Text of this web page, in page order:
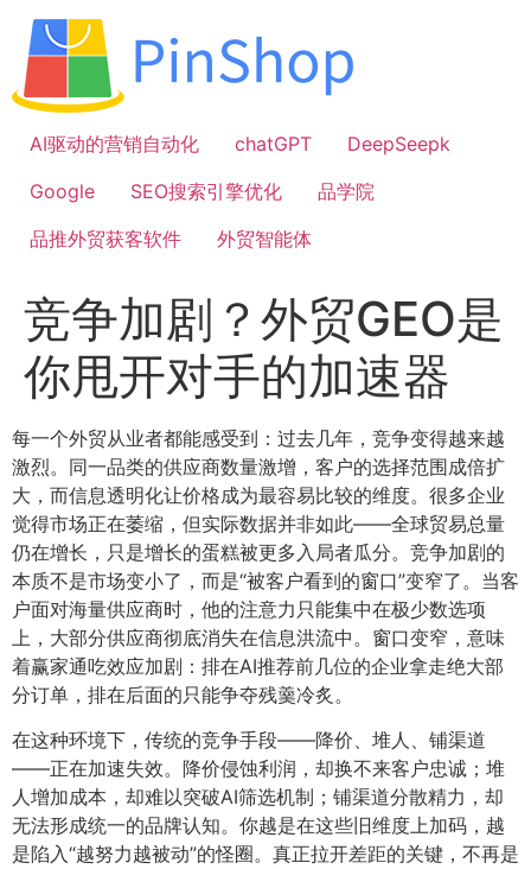
容
AI驱动的营销自动化
chatGPT
DeepSeepk
Google
SEO搜索引擎优化
品学院
品推外贸获客软件
外贸智能体
竞争加剧？外贸GEO是
你甩开对手的加速器
每一个外贸从业者都能感受到：过去几年，竞争变得越来越
激烈。同一品类的供应商数量激增，客户的选择范围成倍扩
大，而信息透明化让价格成为最容易比较的维度。很多企业
觉得市场正在萎缩，但实际数据并非如此——全球贸易总量
仍在增长，只是增长的蛋糕被更多入局者瓜分。竞争加剧的
本质不是市场变小了，而是“被客户看到的窗口”变窄了。当客
户面对海量供应商时，他的注意力只能集中在极少数选项
上，大部分供应商彻底消失在信息洪流中。窗口变窄，意味
着赢家通吃效应加剧：排在AI推荐前几位的企业拿走绝大部
分订单，排在后面的只能争夺残羹冷炙。
在这种环境下，传统的竞争手段——降价、堆人、铺渠道
——正在加速失效。降价侵蚀利润，却换不来客户忠诚；堆
人增加成本，却难以突破AI筛选机制；铺渠道分散精力，却
无法形成统一的品牌认知。你越是在这些旧维度上加码，越
是陷入“越努力越被动”的怪圈。真正拉开差距的关键，不再是